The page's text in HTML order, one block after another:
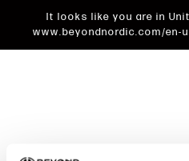
It looks like you are in
www.beyondnordic.com/en-